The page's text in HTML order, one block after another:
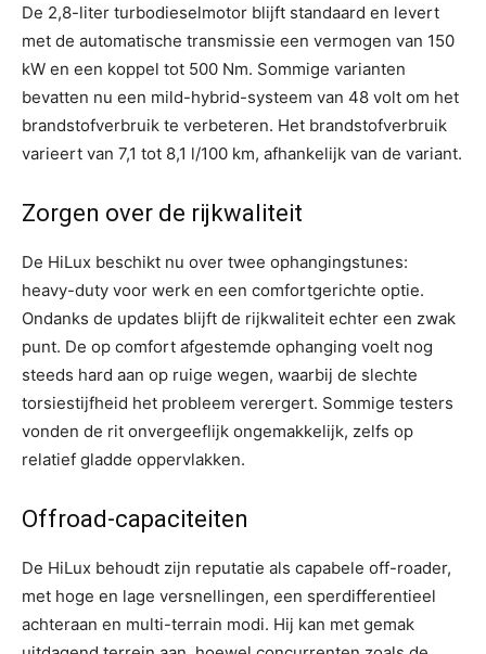
De 2,8-liter turbodieselmotor blijft standaard en levert
met de automatische transmissie een vermogen van 150
kW en een koppel tot 500 Nm. Sommige varianten
bevatten nu een mild-hybrid-systeem van 48 volt om het
brandstofverbruik te verbeteren. Het brandstofverbruik
varieert van 7,1 tot 8,1 l/100 km, afhankelijk van de variant.
Zorgen over de rijkwaliteit
De HiLux beschikt nu over twee ophangingstunes:
heavy-duty voor werk en een comfortgerichte optie.
Ondanks de updates blijft de rijkwaliteit echter een zwak
punt. De op comfort afgestemde ophanging voelt nog
steeds hard aan op ruige wegen, waarbij de slechte
torsiestijfheid het probleem verergert. Sommige testers
vonden de rit onvergeeflijk ongemakkelijk, zelfs op
relatief gladde oppervlakken.
Offroad-capaciteiten
De HiLux behoudt zijn reputatie als capabele off-roader,
met hoge en lage versnellingen, een sperdifferentieel
achteraan en multi-terrain modi. Hij kan met gemak